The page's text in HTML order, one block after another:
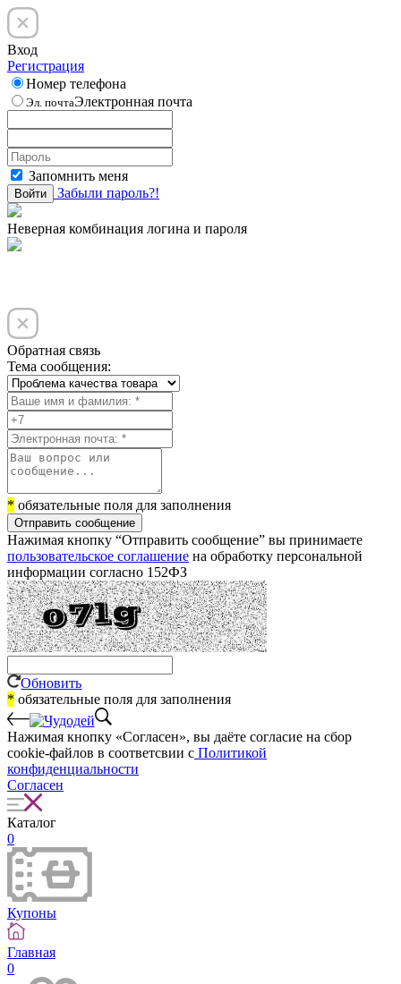
Вход
Регистрация
Номер телефона
Эл. почтаЭлектронная почта
Запомнить меня
Войти Забыли пароль?!
Неверная комбинация логина и пароля
Обратная связь
Тема сообщения:
* обязательные поля для заполнения
Отправить сообщение
Нажимая кнопку “Отправить сообщение” вы принимаете
пользовательское соглашение на обработку персональной
информации согласно 152ФЗ
Обновить
* обязательные поля для заполнения
Нажимая кнопку «Согласен», вы даёте cогласие на сбор
cookie-файлов в соответсвии с Политикой
конфиденциальности
Согласен
Каталог
0
Купоны
Главная
0